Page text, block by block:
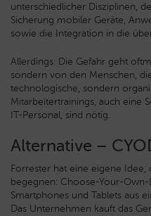
unterschiedlicher Disziplinen,
Sicherung mobiler Geräte,
sowie die Integration in die
Allerdings: Die Gefahr geht
sondern von den Menschen,
technologische, sondern
Mitarbeitertrainings, auch eine
IT-Personal, sind nötig.
Alternative –
Forrester hat eine eigene
begegnen: Choose-Your-
Smartphones und Tablets aus
Das Unternehmen kauft das